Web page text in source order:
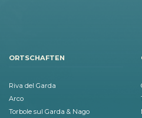
ORTSCHAFTEN
Riva del Garda
Arco
Torbole sul Garda & Nago